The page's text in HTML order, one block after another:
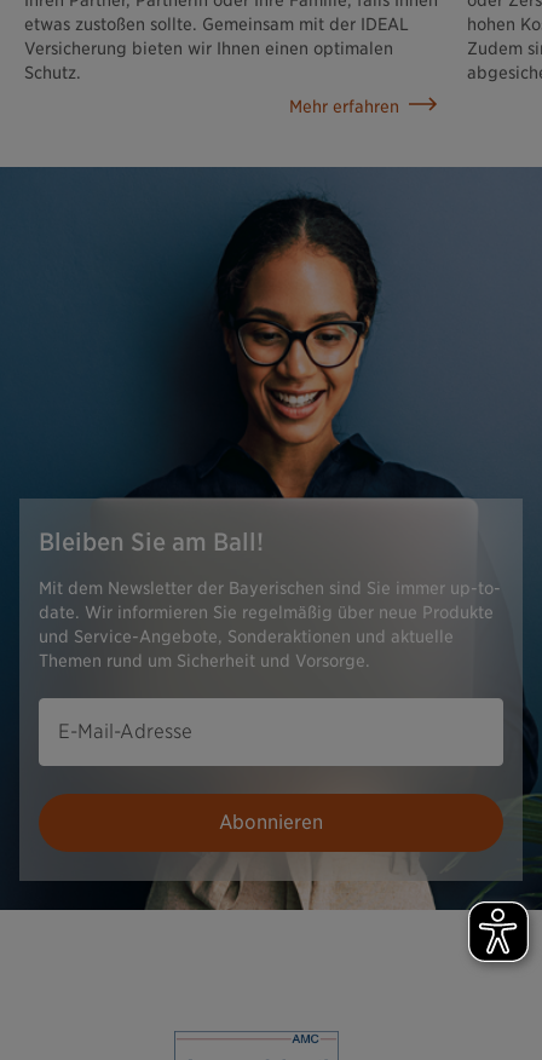
etwas zustoßen sollte. Gemeinsam mit der IDEAL
Versicherung bieten wir Ihnen einen optimalen
Schutz.
Mehr erfahren
hohen
Zudem
Bleiben Sie am Ball!
Mit dem Newsletter der Bayerischen sind Sie immer up-to-
date. Wir informieren Sie regelmäßig über neue Produkte
und Service-Angebote, Sonderaktionen und aktuelle
Themen rund um Sicherheit und Vorsorge.
E-Mail-Adresse
Abonnieren